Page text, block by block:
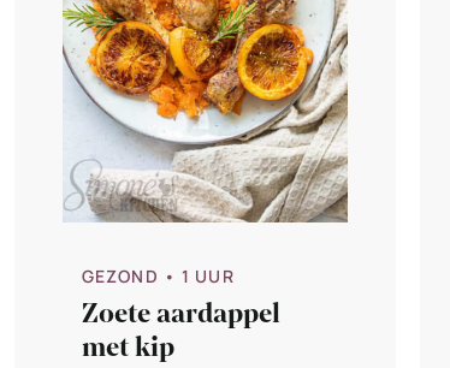
GEZOND • 1 UUR
Zoete aardappel
met kip